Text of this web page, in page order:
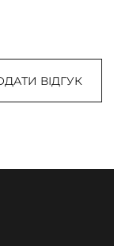
ВІДГУК